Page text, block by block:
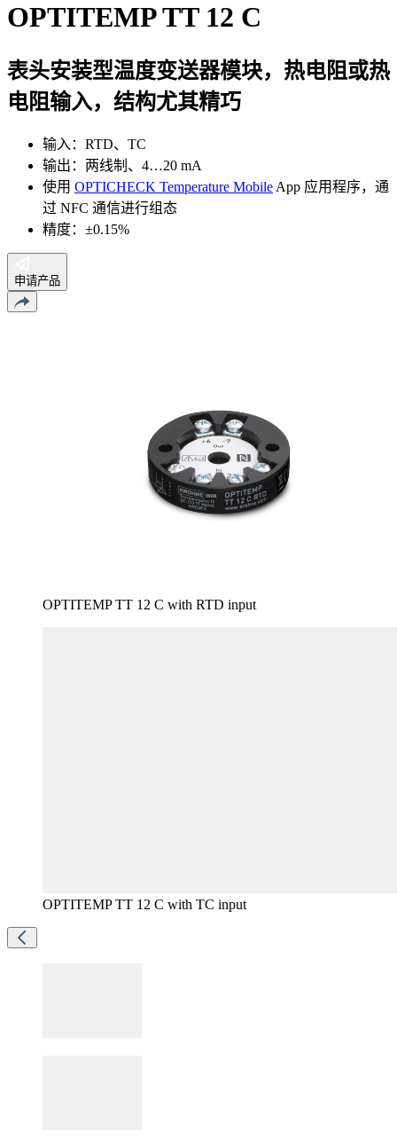
OPTITEMP TT 12 C
表头安装型温度变送器模块，热电阻或热
电阻输入，结构尤其精巧
输入：RTD、TC
输出：两线制、4…20 mA
使用 OPTICHECK Temperature MobileApp 应用程序，通
过 NFC 通信进行组态
精度：±0.15%
申请产品
OPTITEMP TT 12 C with RTD input
OPTITEMP TT 12 C with TC input